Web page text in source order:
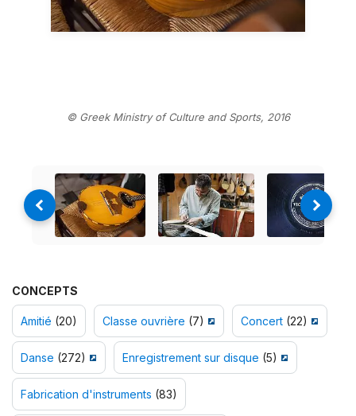
© Greek Ministry of Culture and Sports, 2016
CONCEPTS
Amitié (20) Classe ouvrière (7) Concert (22)
Danse (272) Enregistrement sur disque (5)
Fabrication d'instruments (83)